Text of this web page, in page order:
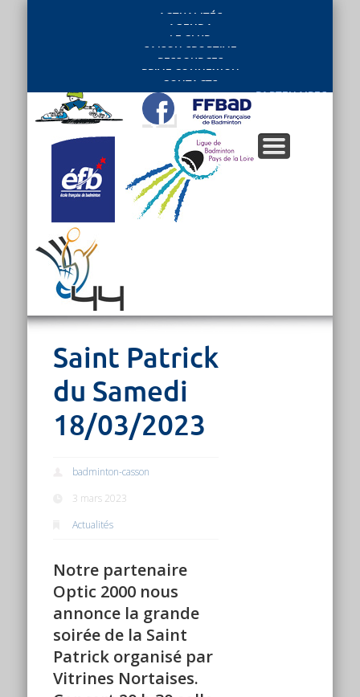
ACTUALITÉS
AGENDA
LE CLUB
SAISON SPORTIVE
RESSOURCES
PRIVE CONNEXION
CONTACTS
PARTENAIRES
Saint Patrick
du Samedi
18/03/2023
badminton-casson
3 mars 2023
Actualités
Notre partenaire
Optic 2000 nous
annonce la grande
soirée de la Saint
Patrick organisé par
Vitrines Nortaises.